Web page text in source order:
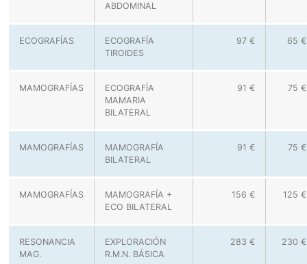
ABDOMINAL
ECOGRAFÍAS
ECOGRAFÍA
TIROIDES
97 € 65 €
MAMOGRAFÍAS
ECOGRAFÍA
MAMARIA
BILATERAL
91 € 75 €
MAMOGRAFÍAS
MAMOGRAFÍA
BILATERAL
91 € 75 €
MAMOGRAFÍAS
MAMOGRAFÍA +
ECO BILATERAL
156 € 125 €
RESONANCIA
MAG.
EXPLORACIÓN
R.M.N. BÁSICA
283 € 230 €